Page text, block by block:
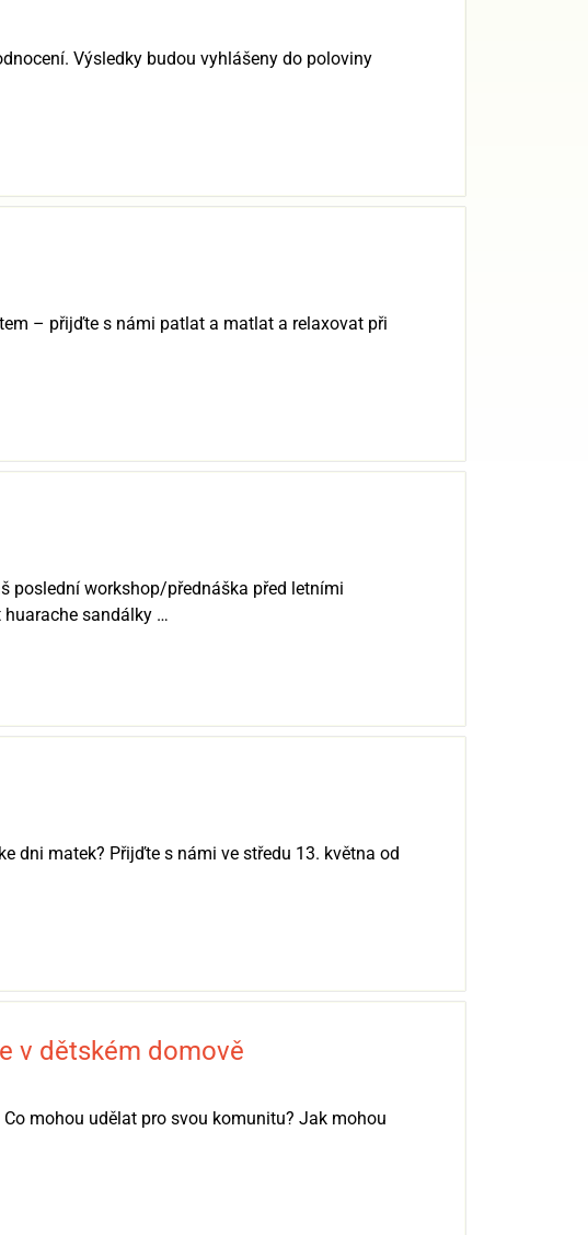
Výsledky budou vyhlášeny do poloviny
– přijďte s námi patlat a matlat a relaxovat při
poslední workshop/přednáška před letními
sandálky …
dni matek? Přijďte s námi ve středu 13. května od
v dětském domově
mohou udělat pro svou komunitu? Jak mohou